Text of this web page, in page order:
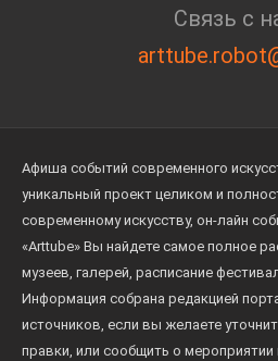
Связь с
Афиша событий современного
уникальный проект целиком и
современному искусству, он-лайн
«Arttube» Вы найдете самое полное
музеев, галерей, расписание
Информация собрана редакцией
источников, если вы желаете
правки, или сообщить о